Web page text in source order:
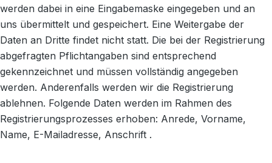
werden dabei in eine Eingabemaske eingegeben und an
uns übermittelt und gespeichert. Eine Weitergabe der
Daten an Dritte findet nicht statt. Die bei der Registrierung
abgefragten Pflichtangaben sind entsprechend
gekennzeichnet und müssen vollständig angegeben
werden. Anderenfalls werden wir die Registrierung
ablehnen. Folgende Daten werden im Rahmen des
Registrierungsprozesses erhoben: Anrede, Vorname,
Name, E-Mailadresse, Anschrift .